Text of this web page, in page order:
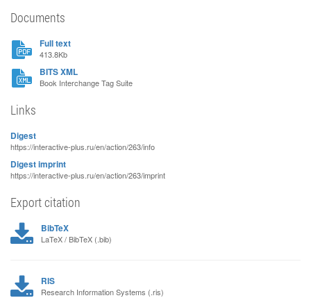
Documents
Full text
413.8Kb
BITS XML
Book Interchange Tag Suite
Links
Digest
https://interactive-plus.ru/en/action/263/info
Digest imprint
https://interactive-plus.ru/en/action/263/imprint
Export citation
BibTeX
LaTeX / BibTeX (.bib)
RIS
Research Information Systems (.ris)